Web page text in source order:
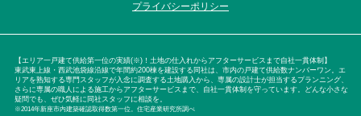
プライバシーポリシー
【エリア一戸建て供給第一位の実績(※)！土地の仕入れからアフターサービスまで自社一貫体制】
東武東上線・西武池袋線沿線で年間約200棟を建設する同社は、市内の戸建て供給数ナンバーワン。エ
リアを熟知する専門スタッフが入念に調査する土地購入から、専属の設計士が担当するプランニング、
さらに専属の職人による施工からアフターサービスまで、自社一貫体制を守っています。どんな小さな
疑問でも、ぜひ気軽に同社スタッフに相談を。
※2014年新座市内建築確認取得数第一位。住宅産業研究所調べ